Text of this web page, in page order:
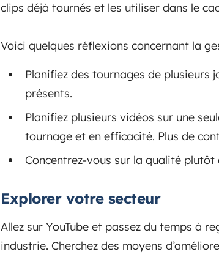
clips déjà tournés et les utiliser dans le
Voici quelques réflexions concernant la
Planifiez des tournages de plusieurs
présents.
Planifiez plusieurs vidéos sur une
tournage et en efficacité. Plus de
Concentrez-vous sur la qualité plutôt
Explorer votre secteur
Allez sur YouTube et passez du temps à
industrie. Cherchez des moyens